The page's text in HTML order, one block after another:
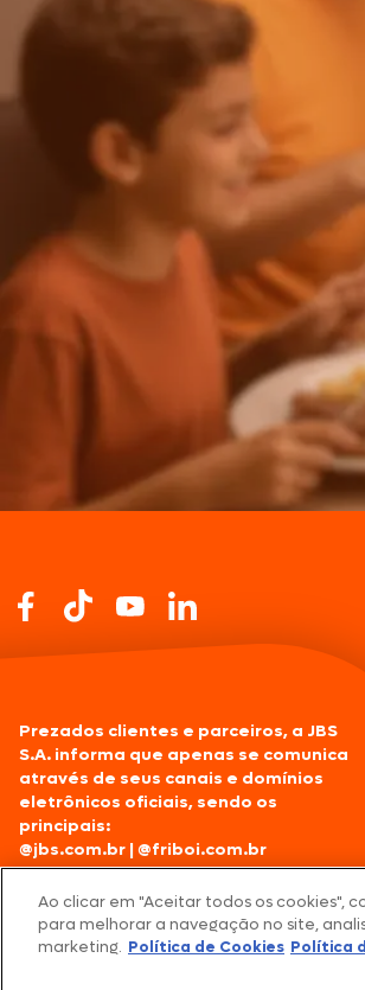
Prezados clientes e parceiros, a JBS
S.A. informa que apenas se comunica
através de seus canais e domínios
eletrônicos oficiais, sendo os
principais:
@jbs.com.br |@friboi.com.br
@jbssa.com|@seara.com.br
0800 047 2425
11 4950-8096
Qualquer tentativa de contato e/ou
comunicação envolvendo algum
Ao clicar em "Aceitar todos os cookies",
para melhorar a navegação no site,
marketing. Política de Cookies Política